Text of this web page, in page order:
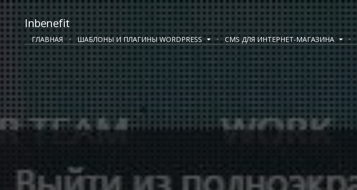
Inbenefit
ГЛАВНАЯ ШАБЛОНЫ И ПЛАГИНЫ WORDPRESS CMS ДЛЯ ИНТЕРНЕТ-МАГАЗИНА